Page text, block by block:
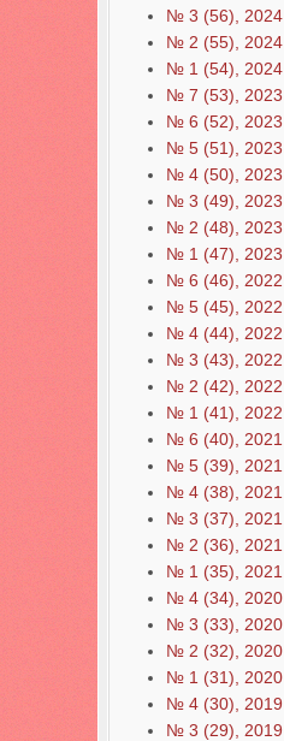
№ 3 (56), 2024
№ 2 (55), 2024
№ 1 (54), 2024
№ 7 (53), 2023
№ 6 (52), 2023
№ 5 (51), 2023
№ 4 (50), 2023
№ 3 (49), 2023
№ 2 (48), 2023
№ 1 (47), 2023
№ 6 (46), 2022
№ 5 (45), 2022
№ 4 (44), 2022
№ 3 (43), 2022
№ 2 (42), 2022
№ 1 (41), 2022
№ 6 (40), 2021
№ 5 (39), 2021
№ 4 (38), 2021
№ 3 (37), 2021
№ 2 (36), 2021
№ 1 (35), 2021
№ 4 (34), 2020
№ 3 (33), 2020
№ 2 (32), 2020
№ 1 (31), 2020
№ 4 (30), 2019
№ 3 (29), 2019